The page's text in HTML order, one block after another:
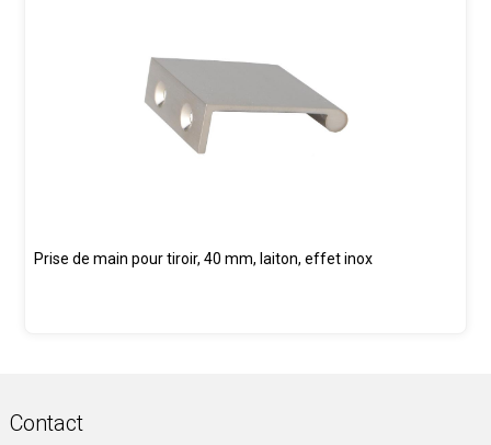
Prise de main pour tiroir, 40 mm, laiton, effet inox
Contact